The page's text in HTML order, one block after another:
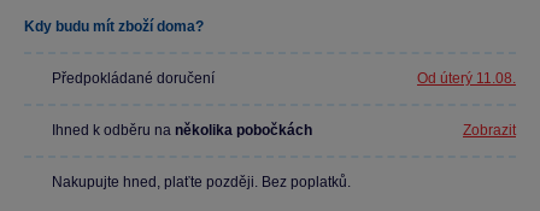
Kdy budu mít zboží doma?
Předpokládané doručení Od úterý 11.08.
Ihned k odběru na několika pobočkách Zobrazit
Nakupujte hned, plaťte později. Bez poplatků.